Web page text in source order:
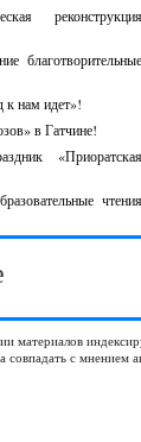
реконструкция
благотворительные
к нам идет»!
в Гатчине!
«Приоратская
чтения
материалов
с мнением